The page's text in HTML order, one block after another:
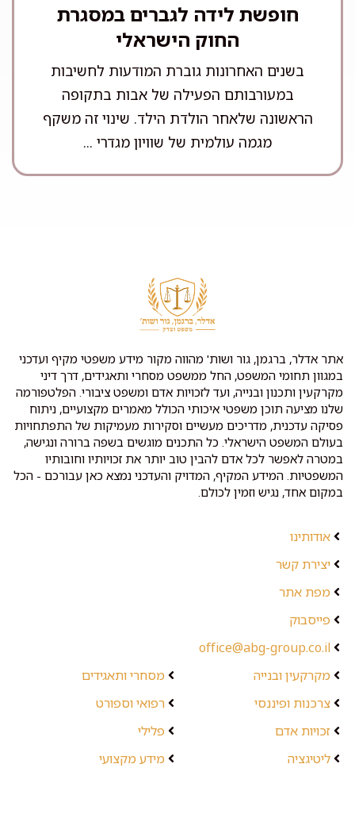
חופשת לידה לגברים במסגרת
החוק הישראלי
בשנים האחרונות גוברת המודעות לחשיבות
במעורבותם הפעילה של אבות בתקופה
הראשונה שלאחר הולדת הילד. שינוי זה משקף
מגמה עולמית של שוויון מגדרי ...
אתר אדלר, ברגמן, גור ושות' מהווה מקור מידע משפטי מקיף ועדכני
במגוון תחומי המשפט, החל ממשפט מסחרי ותאגידים, דרך דיני
מקרקעין ותכנון ובנייה, ועד לזכויות אדם ומשפט ציבורי. הפלטפורמה
שלנו מציעה תוכן משפטי איכותי הכולל מאמרים מקצועיים, ניתוח
פסיקה עדכנית, מדריכים מעשיים וסקירות מעמיקות של התפתחויות
בעולם המשפט הישראלי. כל התכנים מוגשים בשפה ברורה ונגישה,
במטרה לאפשר לכל אדם להבין טוב יותר את זכויותיו וחובותיו
המשפטיות. המידע המקיף, המדויק והעדכני נמצא כאן עבורכם - הכל
במקום אחד, נגיש וזמין לכולם.
אודותינו
יצירת קשר
מפת אתר
פייסבוק
office@abg-group.co.il
מקרקעין ובנייה
צרכנות ופיננסי
זכויות אדם
ליטיגציה
מסחרי ותאגידים
רפואי וספורט
פלילי
מידע מקצועי